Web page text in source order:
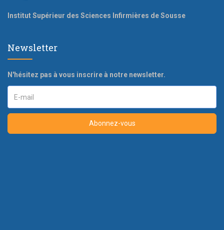
Institut Supérieur des Sciences Infirmières de Sousse
Newsletter
N'hésitez pas à vous inscrire à notre newsletter.